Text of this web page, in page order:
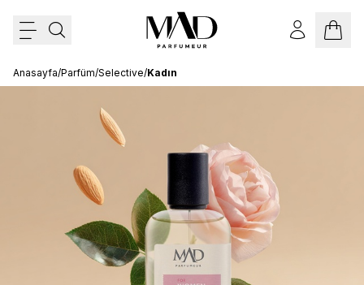
Anasayfa/Parfüm/Selective/Kadın